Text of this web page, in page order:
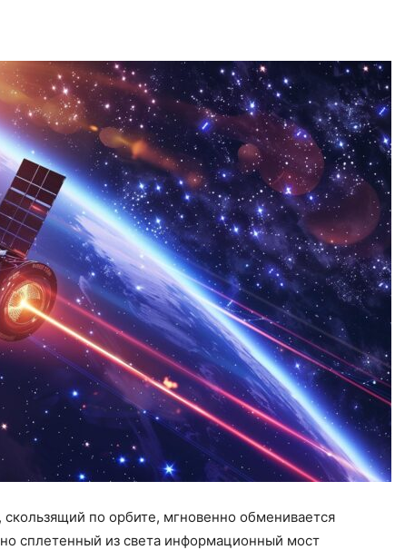
по орбите, мгновенно обменивается
сплетенный из света информационный мост